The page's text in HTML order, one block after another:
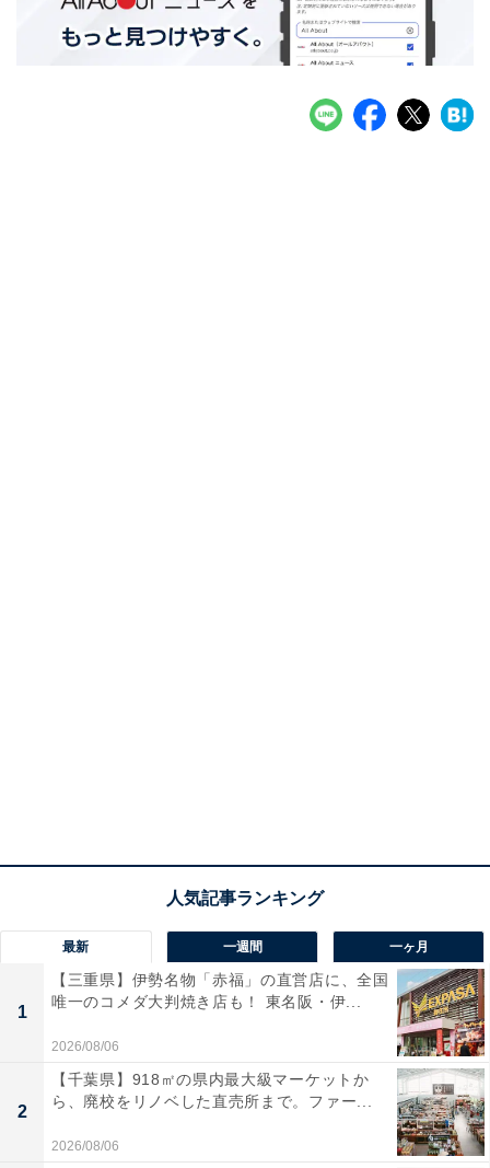
最新 一週間 一ヶ月
1
【三重県】伊勢名物「赤福」の直営店に、全国
唯一のコメダ大判焼き店も！ 東名阪・伊...
2026/08/06
2
【千葉県】918㎡の県内最大級マーケットか
ら、廃校をリノベした直売所まで。ファー...
2026/08/06